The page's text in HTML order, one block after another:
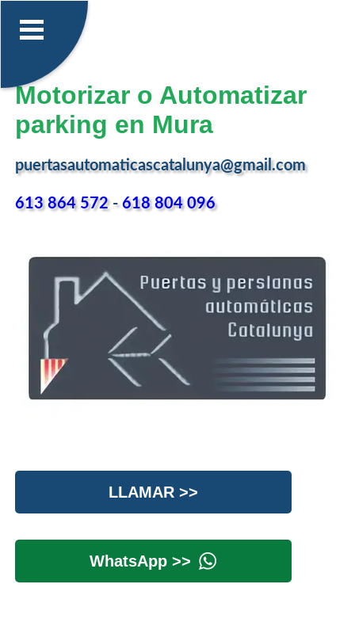
Motorizar o Automatizar
parking en Mura
puertasautomaticascatalunya@gmail.com
613 864 572-618 804 096
LLAMAR >>
WhatsApp >>